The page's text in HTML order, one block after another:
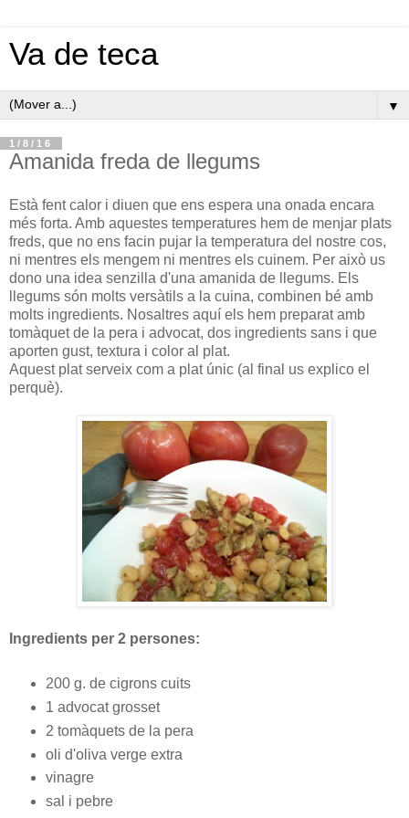
Va de teca
▼
1/8/16
Amanida freda de llegums
Està fent calor i diuen que ens espera una onada encara
més forta. Amb aquestes temperatures hem de menjar plats
freds, que no ens facin pujar la temperatura del nostre cos,
ni mentres els mengem ni mentres els cuinem. Per això us
dono una idea senzilla d'una amanida de llegums. Els
llegums són molts versàtils a la cuina, combinen bé amb
molts ingredients. Nosaltres aquí els hem preparat amb
tomàquet de la pera i advocat, dos ingredients sans i que
aporten gust, textura i color al plat.
Aquest plat serveix com a plat únic (al final us explico el
perquè).
Ingredients per 2 persones:
200 g. de cigrons cuits
1 advocat grosset
2 tomàquets de la pera
oli d'oliva verge extra
vinagre
sal i pebre